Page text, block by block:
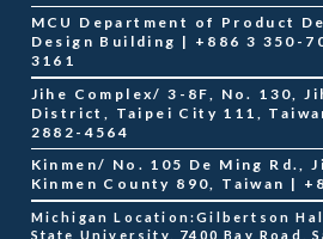
MCU Department of Product
Design Building | +886 3 350-
3161
Jihe Complex/ 3-8F, No. 130,
District, Taipei City 111,
2882-4564
Kinmen/ No. 105 De Ming Rd.,
Kinmen County 890, Taiwan |
Michigan Location:Gilbertson
State University, 7400 Bay Road,